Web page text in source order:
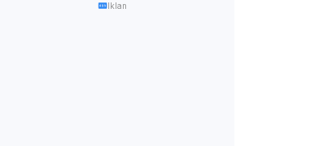
Iklan